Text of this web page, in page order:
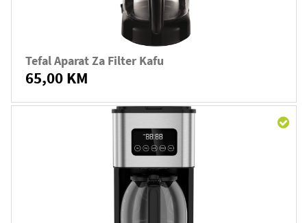
Tefal Aparat Za Filter Kafu
65,00 KM